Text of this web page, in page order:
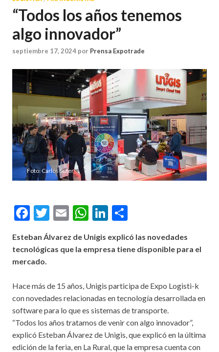
“Todos los años tenemos
algo innovador”
septiembre 17, 2024 por Prensa Expotrade
Foto: Carlos Suter
Facebook
Twitter
EmailWhatsApp
LinkedIn
Esteban Álvarez de Unigis explicó las novedades
tecnológicas que la empresa tiene disponible para el
mercado.
Hace más de 15 años, Unigis participa de Expo Logisti-k
con novedades relacionadas en tecnología desarrollada en
software para lo que es sistemas de transporte.
“Todos los años tratamos de venir con algo innovador”,
explicó Esteban Álvarez de Unigis, que explicó en la última
edición de la feria, en La Rural, que la empresa cuenta con